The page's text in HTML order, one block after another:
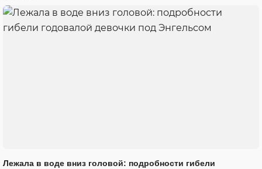
Лежала в воде вниз головой: подробности гибели